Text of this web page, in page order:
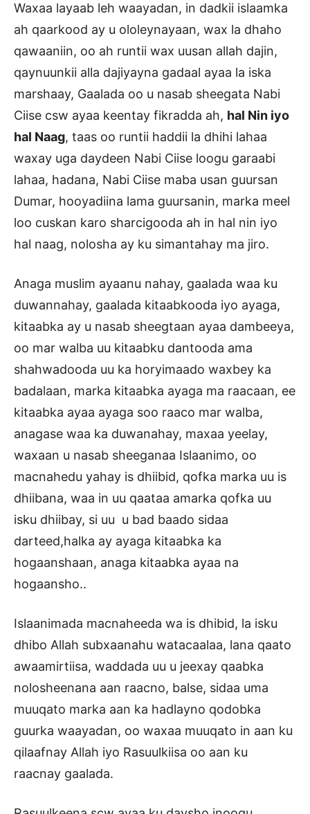
Waxaa layaab leh waayadan, in dadkii islaamka
ah qaarkood ay u ololeynayaan, wax la dhaho
qawaaniin, oo ah runtii wax uusan allah dajin,
qaynuunkii alla dajiyayna gadaal ayaa la iska
marshaay, Gaalada oo u nasab sheegata Nabi
Ciise csw ayaa keentay fikradda ah, hal Nin iyo
hal Naag, taas oo runtii haddii la dhihi lahaa
waxay uga daydeen Nabi Ciise loogu garaabi
lahaa, hadana, Nabi Ciise maba usan guursan
Dumar, hooyadiina lama guursanin, marka meel
loo cuskan karo sharcigooda ah in hal nin iyo
hal naag, nolosha ay ku simantahay ma jiro.
Anaga muslim ayaanu nahay, gaalada waa ku
duwannahay, gaalada kitaabkooda iyo ayaga,
kitaabka ay u nasab sheegtaan ayaa dambeeya,
oo mar walba uu kitaabku dantooda ama
shahwadooda uu ka horyimaado waxbey ka
badalaan, marka kitaabka ayaga ma raacaan, ee
kitaabka ayaa ayaga soo raaco mar walba,
anagase waa ka duwanahay, maxaa yeelay,
waxaan u nasab sheeganaa Islaanimo, oo
macnahedu yahay is dhiibid, qofka marka uu is
dhiibana, waa in uu qaataa amarka qofka uu
isku dhiibay, si uu u bad baado sidaa
darteed,halka ay ayaga kitaabka ka
hogaanshaan, anaga kitaabka ayaa na
hogaansho..
Islaanimada macnaheeda wa is dhibid, la isku
dhibo Allah subxaanahu watacaalaa, lana qaato
awaamirtiisa, waddada uu u jeexay qaabka
nolosheenana aan raacno, balse, sidaa uma
muuqato marka aan ka hadlayno qodobka
guurka waayadan, oo waxaa muuqato in aan ku
qilaafnay Allah iyo Rasuulkiisa oo aan ku
raacnay gaalada.